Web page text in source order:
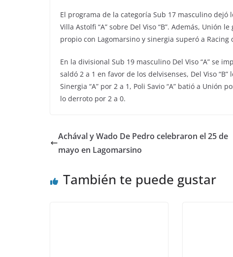
El programa de la categoría Sub 17 masculino dejó
Villa Astolfi “A” sobre Del Viso “B”. Además, Unión
propio con Lagomarsino y sinergia superó a Racing
En la divisional Sub 19 masculino Del Viso “A” se
saldó 2 a 1 en favor de los delvisenses, Del Viso
Sinergia “A” por 2 a 1, Poli Savio “A” batió a Unión
lo derroto por 2 a 0.
Achával y Wado De Pedro celebraron el 25 de
mayo en Lagomarsino
También te puede gustar